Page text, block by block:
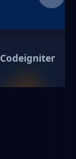
Codeigniter